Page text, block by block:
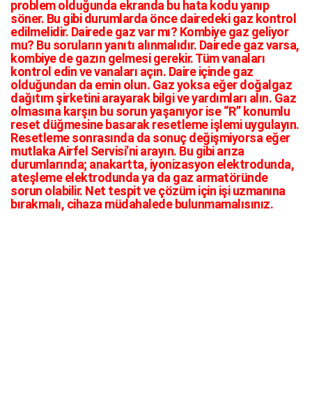
problem olduğunda ekranda bu hata kodu yanıp
söner. Bu gibi durumlarda önce dairedeki gaz kontrol
edilmelidir. Dairede gaz var mı? Kombiye gaz geliyor
mu? Bu soruların yanıtı alınmalıdır. Dairede gaz varsa,
kombiye de gazın gelmesi gerekir. Tüm vanaları
kontrol edin ve vanaları açın. Daire içinde gaz
olduğundan da emin olun. Gaz yoksa eğer doğalgaz
dağıtım şirketini arayarak bilgi ve yardımları alın. Gaz
olmasına karşın bu sorun yaşanıyor ise “R” konumlu
reset düğmesine basarak resetleme işlemi uygulayın.
Resetleme sonrasında da sonuç değişmiyorsa eğer
mutlaka Airfel Servisi’ni arayın. Bu gibi arıza
durumlarında; anakartta, iyonizasyon elektrodunda,
ateşleme elektrodunda ya da gaz armatöründe
sorun olabilir. Net tespit ve çözüm için işi uzmanına
bırakmalı, cihaza müdahalede bulunmamalısınız.